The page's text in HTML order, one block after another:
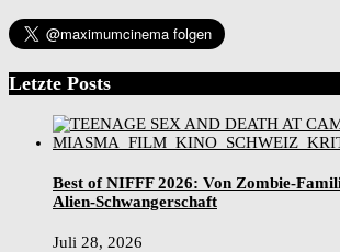
Letzte Posts
Best of NIFFF 2026: Von Zombie-
Alien-Schwangerschaft
Juli 28, 2026